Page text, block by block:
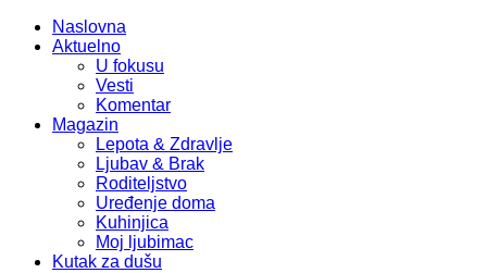
Naslovna
Aktuelno
U fokusu
Vesti
Komentar
Magazin
Lepota & Zdravlje
Ljubav & Brak
Roditeljstvo
Uređenje doma
Kuhinjica
Moj ljubimac
Kutak za dušu